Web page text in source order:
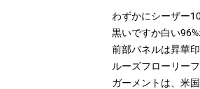
わずかにシーザー
黒いですか白い
前部パネルは昇華
ルーズフローリー
ガーメントは、米